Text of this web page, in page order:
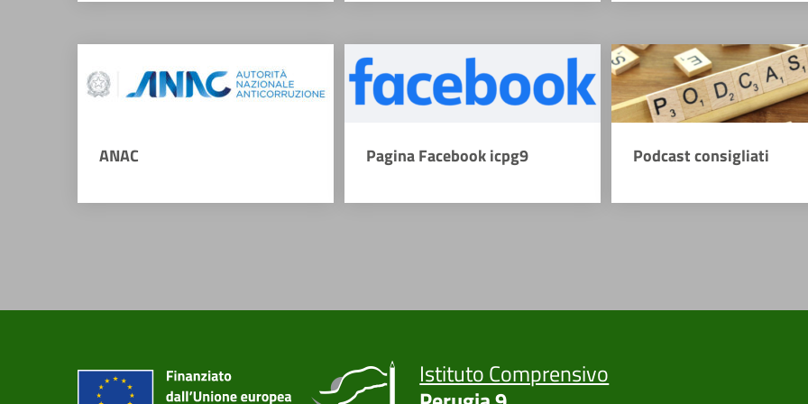
ANAC Pagina Facebook icpg9 Podcast consigliati
Istituto Comprensivo